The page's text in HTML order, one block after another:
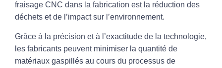
fraisage CNC dans la fabrication est la réduction des
déchets et de l’impact sur l’environnement.
Grâce à la précision et à l’exactitude de la technologie,
les fabricants peuvent minimiser la quantité de
matériaux gaspillés au cours du processus de